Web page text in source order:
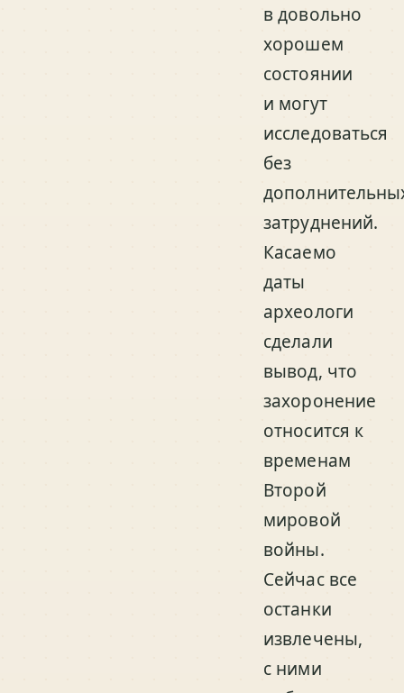
в довольно
хорошем
состоянии
и могут
исследоваться
без
затруднений.
Касаемо
даты
археологи
сделали
вывод, что
захоронение
относится к
временам
Второй
мировой
войны.
Сейчас все
останки
извлечены,
с ними